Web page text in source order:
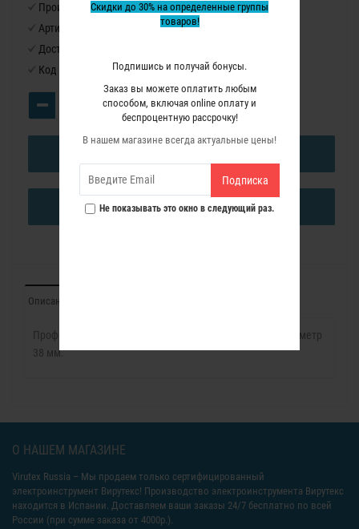
Скидки до 30% на определенные группы
товаров!
Подпишись и получай бонусы.
Заказ вы можете оплатить любым
способом, включая online оплату и
беспроцентную рассрочку!
В нашем магазине всегда актуальные цены!
Подписка
Не показывать это окно в следующий раз.
Производитель: Virutex
Артикул:
Доступность:
Код товара: 1142245
КУПИТЬ В ОДИН КЛИК
Описание
Профессиональная Синусная фреза с подшипником Диаметр
38 мм.
О НАШЕМ МАГАЗИНЕ
Virutex Russia – Мы продаем только сертифицированный
электроинструмент Вирутекс! Производство электроинструмента Вирутекс
находится в Испании. Доставляем ваши заказы 24/7 бесплатно по всей
России (при сумме заказа от 4000р.).